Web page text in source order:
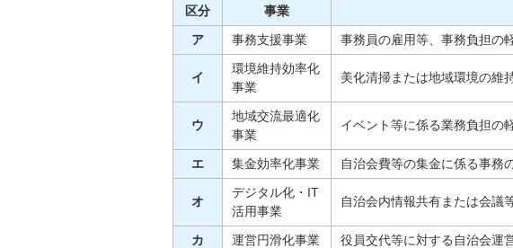
区分
事業
ア
事務支援事業 事務員の雇用等、事務負担の
イ
環境維持効率化
事業
美化清掃または地域環境の維
ウ
地域交流最適化
事業
イベント等に係る業務負担の
エ 集金効率化事業 自治会費等の集金に係る事務
オ
デジタル化・IT
活用事業
自治会内情報共有または会議
カ 運営円滑化事業 役員交代等に対する自治会運